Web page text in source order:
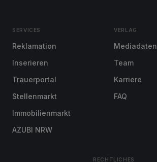
SERVICES
Reklamation
Inserieren
Trauerportal
Stellenmarkt
Immobilienmarkt
AZUBI NRW
VERLAG
Mediadaten
Team
Karriere
FAQ
RECHTLICHES